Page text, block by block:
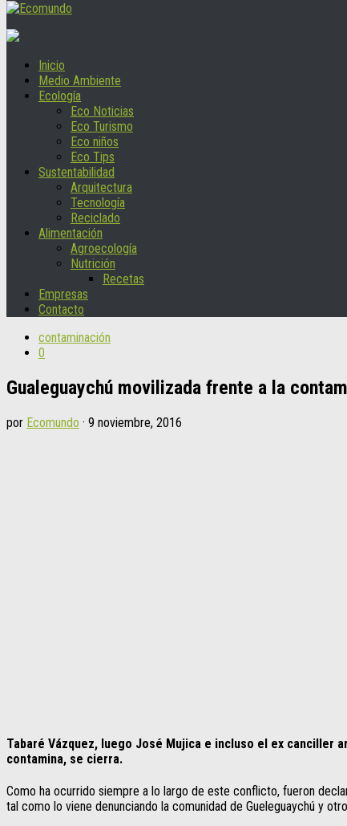
Inicio
Medio Ambiente
Ecología
Eco Noticias
Eco Turismo
Eco niños
Eco Tips
Sustentabilidad
Arquitectura
Tecnología
Reciclado
Alimentación
Agroecología
Nutrición
Recetas
Empresas
Contacto
contaminación
0
Gualeguaychú movilizada frente a la
por Ecomundo · 9 noviembre, 2016
Tabaré Vázquez, luego José Mujica e incluso el ex canciller
contamina, se cierra.
Como ha ocurrido siempre a lo largo de este conflicto, fueron
tal como lo viene denunciando la comunidad de Gueleguaychú y